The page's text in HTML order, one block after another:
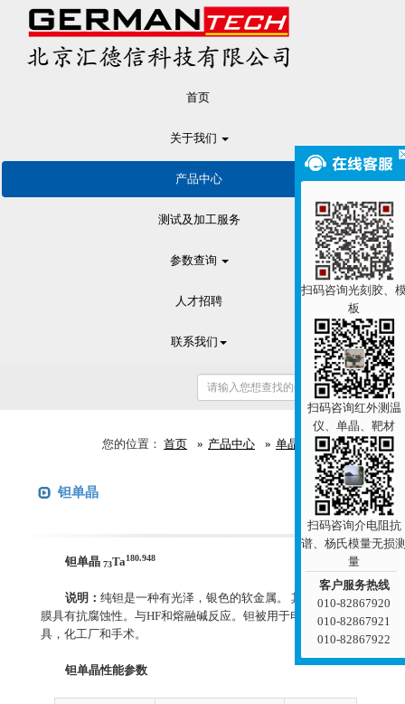
首页
关于我们
产品中心
测试及加工服务
参数查询
人才招聘
联系我们
您的位置： 首页 产品中心 单晶 金属单晶
钽单晶
咨询报价
钽单晶 73Ta180.948
说明： 纯钽是一种有光泽，银色的软金属。 其表面的氧化
膜具有抗腐蚀性。与HF和熔融碱反应。钽被用于电子，切削工
具，化工厂和手术。
钽单晶性能参数
扫码咨询光刻胶、
板
扫码咨询红外测温
仪、单晶、靶材
扫码咨询介电阻抗
谱、杨氏模量无损
量
客户服务热线
010-82867920
010-82867921
010-82867922